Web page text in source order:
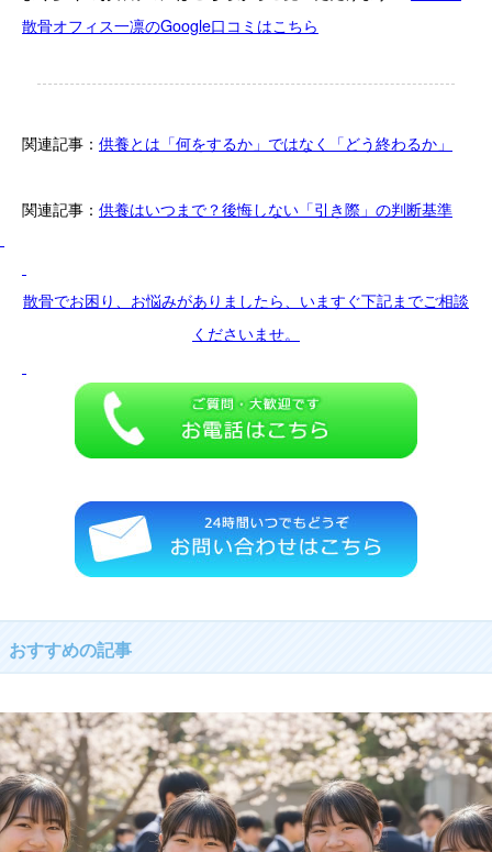
散骨オフィス一凛のGoogle口コミはこちら
関連記事： 供養とは「何をするか」ではなく「どう終わるか」
関連記事： 供養はいつまで？後悔しない「引き際」の判断基準
散骨でお困り、お悩みがありましたら、いますぐ下記までご相談
くださいませ。
おすすめの記事